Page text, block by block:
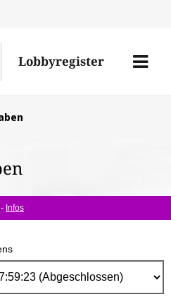
Lobbyregister
Menü
Infos